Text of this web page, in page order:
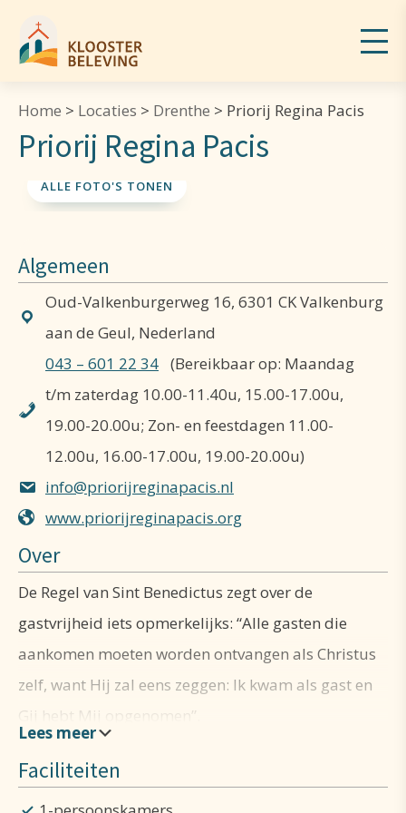
Home > Locaties > Drenthe > Priorij Regina Pacis
Priorij Regina Pacis
ALLE FOTO'S TONEN
Algemeen
Oud-Valkenburgerweg 16, 6301 CK Valkenburg
aan de Geul, Nederland
043 – 601 22 34 (Bereikbaar op: Maandag
t/m zaterdag 10.00-11.40u, 15.00-17.00u,
19.00-20.00u; Zon- en feestdagen 11.00-
12.00u, 16.00-17.00u, 19.00-20.00u)
info@priorijreginapacis.nl
www.priorijreginapacis.org
Over
De Regel van Sint Benedictus zegt over de
gastvrijheid iets opmerkelijks: “Alle gasten die
aankomen moeten worden ontvangen als Christus
zelf, want Hij zal eens zeggen: Ik kwam als gast en
Gij hebt Mij opgenomen”.
Gedurende bijna het hele jaar (niet in augustus)
biedt ons klooster ge­legen­heid voor een korte of
Faciliteiten